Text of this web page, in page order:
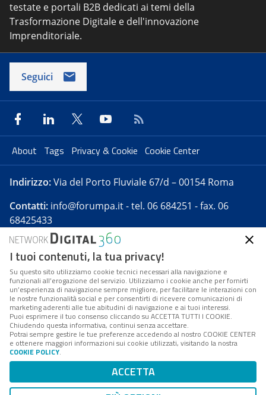
testate e portali B2B dedicati ai temi della
Trasformazione Digitale e dell'innovazione
Imprenditoriale.
Seguici
About Tags Privacy & Cookie Cookie Center
Indirizzo:Via del Porto Fluviale 67/d – 00154 Roma
Contatti: info@forumpa.it- tel. 06 684251 - fax. 06
68425433
Forumpa.itè una pubblicazione telematica iscritta
presso Registro della stampa del Tribunale di Roma -
Reg. n. 182 del 2 maggio 2008 - Direttore resp. Michela
Stentella
FPA s.r.l. è società soggetta a Direzione e
Coordinamento da parte di Digital360 S.p.A. - FPA s.r.l.
è un'azienda certificata per il sistema di management
Codice Fiscale/Partita IVA n. 10693191008 - R.E.A. Roma
n. 1249791. ISP AWS
I tuoi contenuti, la tua privacy!
Su questo sito utilizziamo cookie tecnici necessari alla navigazione e
funzionali all’erogazione del servizio. Utilizziamo i cookie anche per fornirti
un’esperienza di navigazione sempre migliore, per facilitare le interazioni con
le nostre funzionalità social e per consentirti di ricevere comunicazioni di
marketing aderenti alle tue abitudini di navigazione e ai tuoi interessi.
Puoi esprimere il tuo consenso cliccando su ACCETTA TUTTI I COOKIE.
Chiudendo questa informativa, continui senza accettare.
Potrai sempre gestire le tue preferenze accedendo al nostro COOKIE CENTER
e ottenere maggiori informazioni sui cookie utilizzati, visitando la nostra
COOKIE POLICY.
ACCETTA